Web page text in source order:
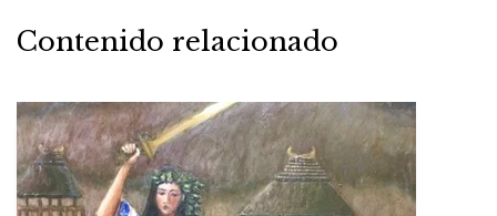
Contenido relacionado